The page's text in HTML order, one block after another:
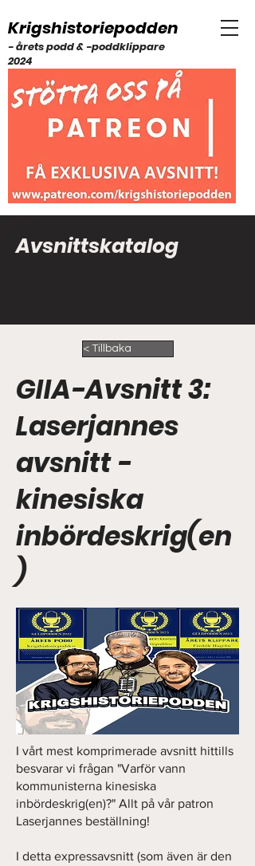
Krigshistoriepodden
- årets podd & -poddklippare
2024
Avsnittskatalog
< Tillbaka
GIIA-Avsnitt 3:
Laserjannes
avsnitt -
kinesiska
inbördeskrig(en
)
I vårt mest komprimerade avsnitt hittills
besvarar vi frågan "Varför vann
kommunisterna kinesiska
inbördeskrig(en)?" Allt på vår patron
Laserjannes beställning!
I detta expressavsnitt (som även är den